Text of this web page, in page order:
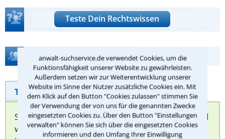
anwalt-suchservice.de verwendet Cookies, um die
Funktionsfähigkeit unserer Website zu gewährleisten.
Außerdem setzen wir zur Weiterentwicklung unserer
Website im Sinne der Nutzer zusätzliche Cookies ein. Mit
dem Klick auf den Button "Cookies zulassen" stimmen Sie
der Verwendung der von uns für die genannten Zwecke
eingesetzten Cookies zu. Über den Button "Einstellungen
verwalten" können Sie sich über die eingesetzten Cookies
informieren und den Umfang Ihrer Einwilligung
Teste Dein Rechtswissen
Hilfe bei Ihrer Anwaltsuche?
Telefonhilfe Beratungsanfrage
Sie können hier Ihren Fall schildern. Anschließend
werden sich spezialisierte Rechtsanwälte bei